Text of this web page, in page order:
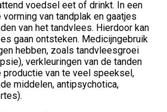
voedsel eet of drinkt. In een
van tandplak en gaatjes
van het tandvlees. Hierdoor kan
gaan ontsteken. Medicijngebruik
hebben, zoals tandvleesgroei
verkleuringen van de tanden
productie van te veel speeksel,
middelen, antipsychotica,